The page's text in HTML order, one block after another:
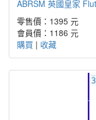
ABRSM 英國皇家
零售價：1395 元
會員價：1186 元
購買 | 收藏